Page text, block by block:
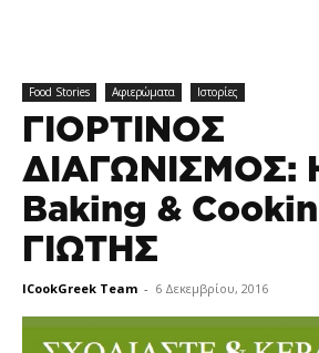
Food Stories Αφιερώματα Ιστορίες
ΓΙΟΡΤΙΝΟΣ
ΔΙΑΓΩΝΙΣΜΟΣ:
Baking &
ΓΙΩΤΗΣ
ICookGreek Team - 6 Δεκεμβρίου, 2016